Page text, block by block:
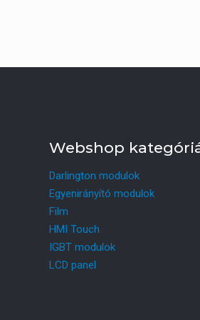
Webshop
Darlington modulok
Egyenirányító modulok
Film
HMI Touch
IGBT modulok
LCD panel